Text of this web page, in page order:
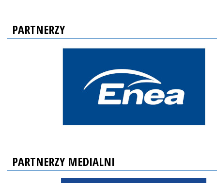
PARTNERZY
PARTNERZY MEDIALNI